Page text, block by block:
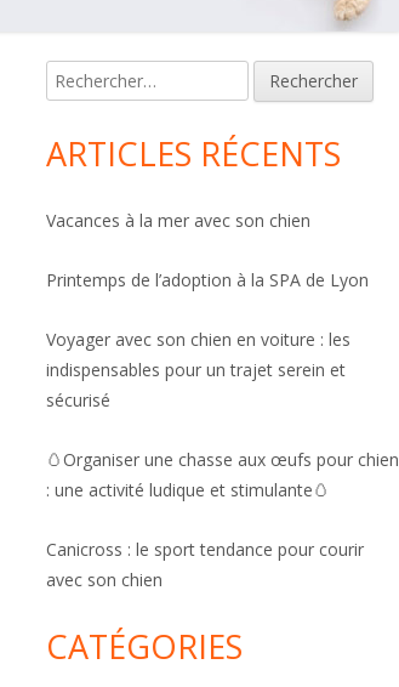
Main
Rechercher :
ARTICLES RÉCENTS
Vacances à la mer avec son chien
Printemps de l’adoption à la SPA de Lyon
Voyager avec son chien en voiture : les
indispensables pour un trajet serein et
sécurisé
🥚Organiser une chasse aux œufs pour chien
: une activité ludique et stimulante🥚
Canicross : le sport tendance pour courir
avec son chien
CATÉGORIES